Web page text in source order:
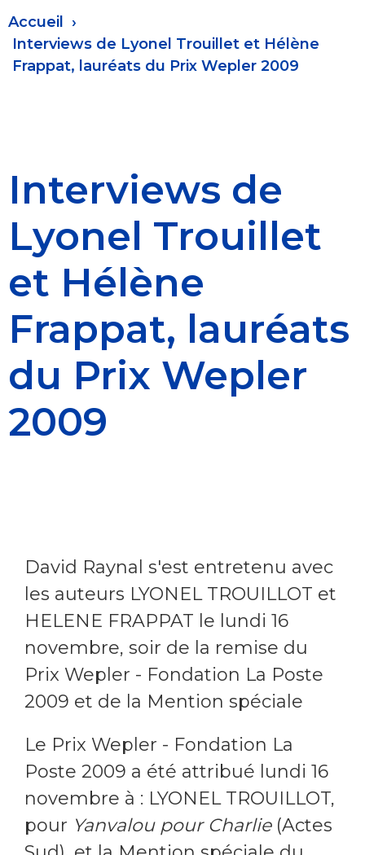
Fil
d'Ariane
Accueil
Interviews de Lyonel Trouillet et Hélène
Frappat, lauréats du Prix Wepler 2009
Interviews de
Lyonel Trouillet
et Hélène
Frappat, lauréats
du Prix Wepler
2009
David Raynal s'est entretenu avec
les auteurs LYONEL TROUILLOT et
HELENE FRAPPAT le lundi 16
novembre, soir de la remise du
Prix Wepler - Fondation La Poste
2009 et de la Mention spéciale
Le Prix Wepler - Fondation La
Poste 2009 a été attribué lundi 16
novembre à : LYONEL TROUILLOT,
pour Yanvalou pour Charlie(Actes